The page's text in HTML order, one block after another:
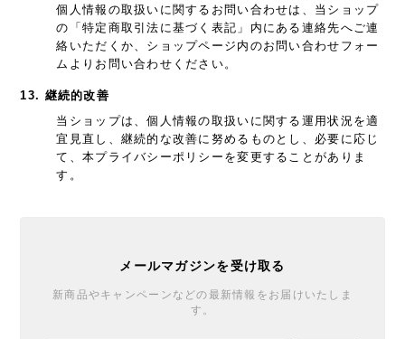
個人情報の取扱いに関するお問い合わせは、当ショップ
の「特定商取引法に基づく表記」内にある連絡先へご連
絡いただくか、ショップページ内のお問い合わせフォー
ムよりお問い合わせください。
13. 継続的改善
当ショップは、個人情報の取扱いに関する運用状況を適
宜見直し、継続的な改善に努めるものとし、必要に応じ
て、本プライバシーポリシーを変更することがありま
す。
メールマガジンを受け取る
新商品やキャンペーンなどの最新情報をお届けいたしま
す。